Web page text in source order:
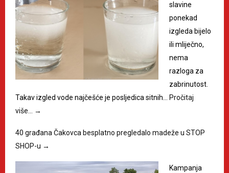
slavine
ponekad
izgleda bijelo
ili mliječno,
nema
razloga za
zabrinutost.
Takav izgled vode najčešće je posljedica sitnih…
Pročitaj
više…
→
40 građana Čakovca besplatno pregledalo madeže u STOP
SHOP-u →
Kampanja